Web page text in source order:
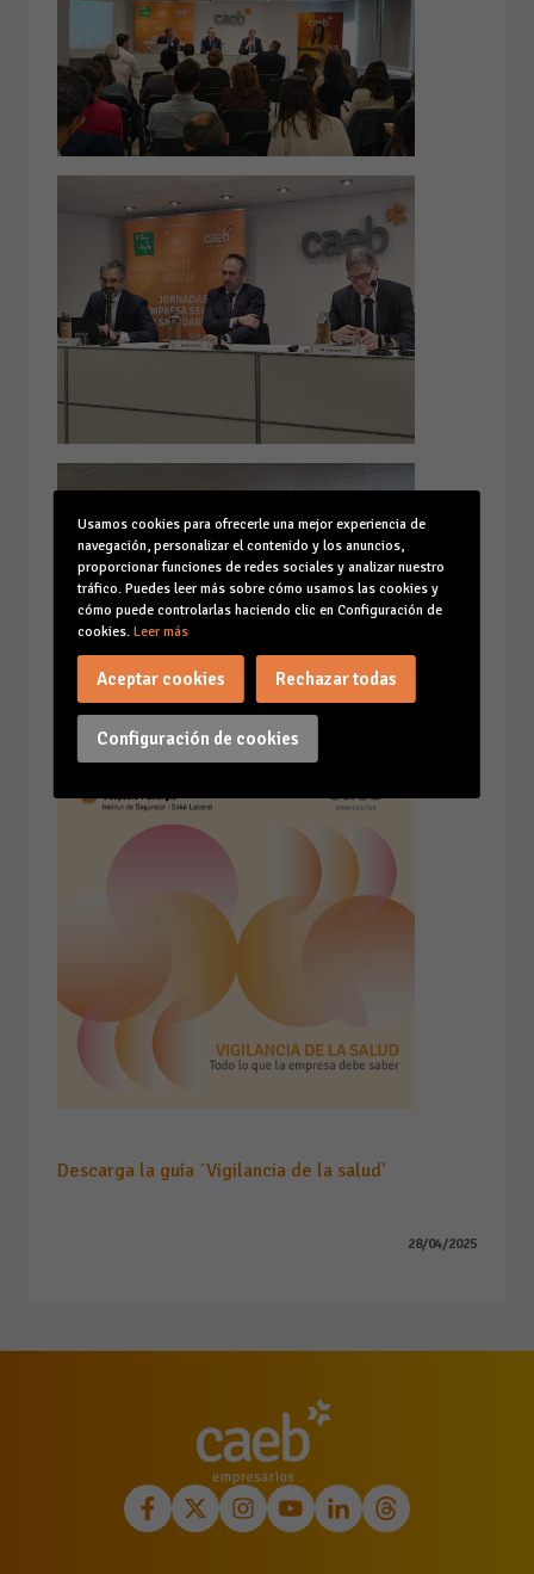
Descarga la guía ´Vigilancia de la salud'
28/04/2025
Usamos cookies para ofrecerle una mejor experiencia de
navegación, personalizar el contenido y los anuncios,
proporcionar funciones de redes sociales y analizar nuestro
tráfico. Puedes leer más sobre cómo usamos las cookies y
cómo puede controlarlas haciendo clic en Configuración de
cookies. Leer más
Configuración de cookies
Aceptar cookies Rechazar todas